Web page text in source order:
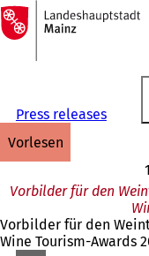
Inhalt anspringen
Zur
Startseite
Press releases
vorlesen
Vorbilder für den
Vorbilder für den
Wine Tourism-Awards